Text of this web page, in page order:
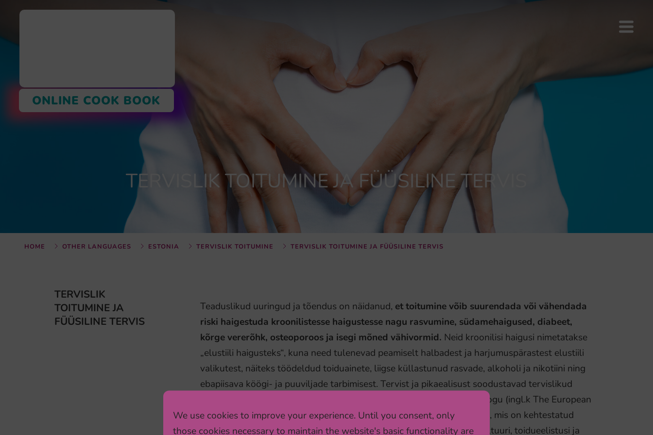
We use cookies to improve your experience. Until you consent, only
those cookies necessary to maintain the website's basic functionality are
ONLINE COOK BOOK
TERVISLIK TOITUMINE JA FÜÜSILINE TERVIS
HOME OTHER LANGUAGES ESTONIA TERVISLIK TOITUMINE TERVISLIK TOITUMINE JA FÜÜSILINE TERVIS
TERVISLIK
TOITUMINE JA
FÜÜSILINE TERVIS
Teaduslikud uuringud ja tõendus on näidanud, et toitumine võib suurendada või vähendada
riski haigestuda kroonilistesse haigustesse nagu rasvumine, südamehaigused, diabeet,
kõrge vererõhk, osteoporoos ja isegi mõned vähivormid. Neid kroonilisi haigusi nimetatakse
„elustiili haigusteks“, kuna need tulenevad peamiselt halbadest ja harjumuspärastest elustiili
valikutest, näiteks töödeldud toiduainete, liigse küllastunud rasvade, alkoholi ja nikotiini ning
ebapiisava köögi- ja puuviljade tarbimisest. Tervist ja pikaealisust soodustavad tervislikud
toiduvalikud ja toidulisandite valikud. Euroopa toidualase teabe nõukogu (ingl.k The European
Food Information Council – EUFIC) on välja töötanud toidusoovitused, mis on kehtestatud
paljudes Euroopa riikides ja milles on arvesse võetud riikide rahvuskultuuri, toidueelistusi ja